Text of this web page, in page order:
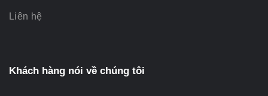
Liên hệ
Khách hàng nói về chúng tôi